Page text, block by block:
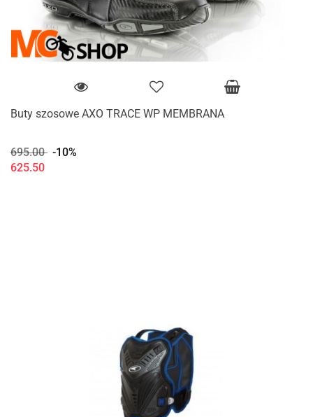
Buty szosowe AXO TRACE WP MEMBRANA
695.00 -10%
625.50